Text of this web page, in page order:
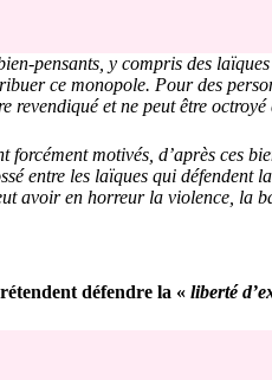
pensants, y compris des
ce monopole. Pour des
revendiqué et ne peut être
motivés, d’après ces
entre les laïques qui défendent
avoir en horreur la violence, la
défendre la « liberté